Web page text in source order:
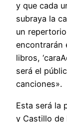
y que cada
subraya la
un
encontrarán
libros,
será el
canciones».
Esta será la
y Castillo de